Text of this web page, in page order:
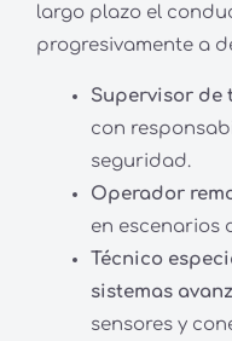
largo plazo el
progresivamente a
Supervisor de
con
seguridad.
Operador
en escenarios
Técnico
sistemas
sensores y